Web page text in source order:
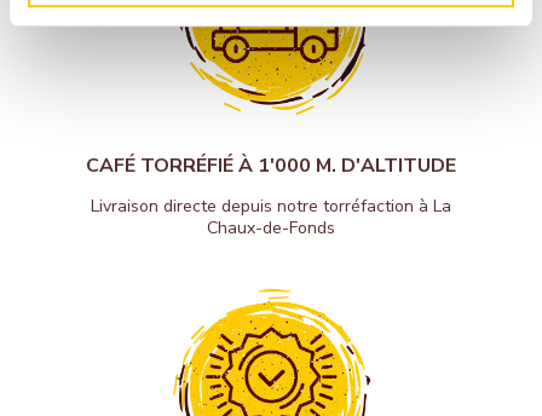
CAFÉ TORRÉFIÉ À 1'000 M. D'ALTITUDE
Livraison directe depuis notre torréfaction à La
Chaux-de-Fonds